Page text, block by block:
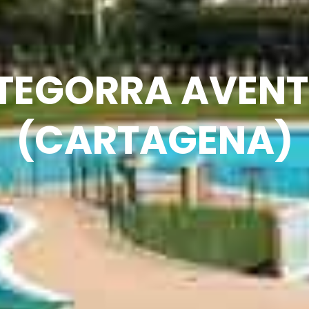
(CARTAGENA)